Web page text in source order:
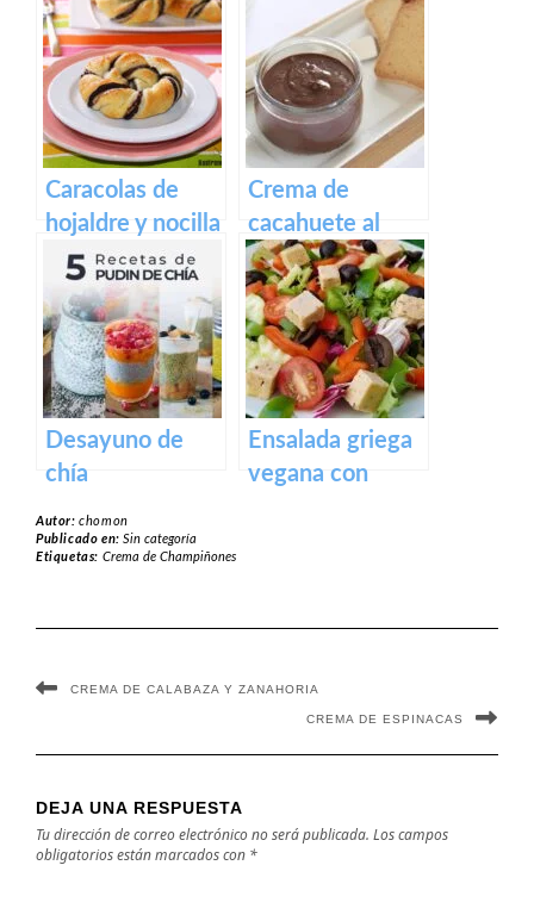
en escabeche
berenjenas
Caracolas de
hojaldre y nocilla
casera
Crema de
cacahuete al
cacao
Desayuno de
chía
Ensalada griega
vegana con
Autor:chomon
Publicado en:Sin categoría
Etiquetas: Crema de Champiñones
CREMA DE CALABAZA Y ZANAHORIA
CREMA DE ESPINACAS
DEJA UNA RESPUESTA
Tu dirección de correo electrónico no será publicada. Los campos
obligatorios están marcados con *